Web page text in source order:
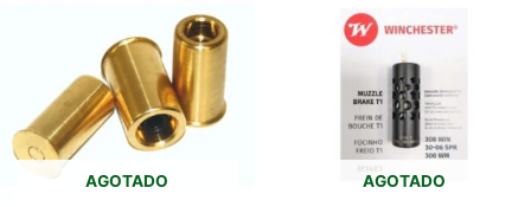
AGOTADO AGOTADO